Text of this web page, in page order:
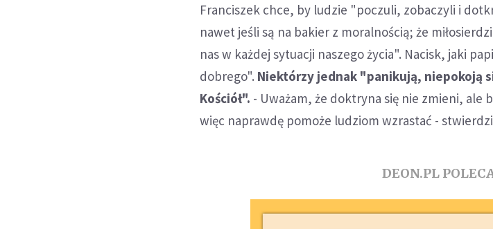
Franciszek chce, by ludzie "poczuli, zobaczyli i
nawet jeśli są na bakier z moralnością; że
nas w każdej sytuacji naszego życia". Nacisk, jaki
dobrego". Niektórzy jednak "panikują, niepokoją
Kościół". - Uważam, że doktryna się nie zmieni, ale
więc naprawdę pomoże ludziom wzrastać -
DEON.PL